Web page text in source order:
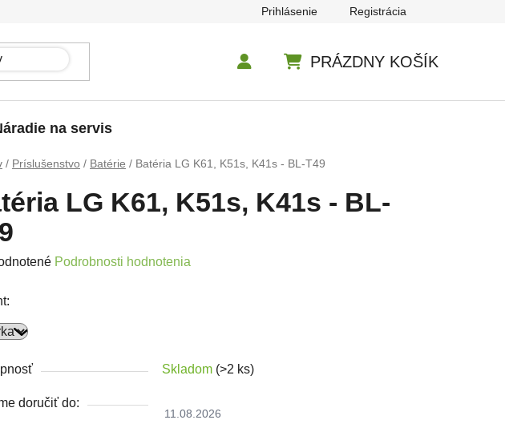
Prihlásenie Registrácia
PRÁZDNY KOŠÍK
na servis
/ Príslušenstvo / Batérie / Batéria LG K61, K51s, K41s - BL-T49
LG K61, K51s, K41s - BL-
hodnotenie produktu je 0,0 z 5 hviezdičiek.
Podrobnosti hodnotenia
Skladom (>2 ks)
doručiť do:
11.08.2026